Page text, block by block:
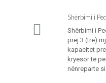
Shërbimi i
Shërbimi i
prej 3 (tre)
kapacitet
kryesor të
nënreparte